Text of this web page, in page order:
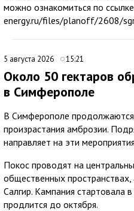
можно ознакомиться по
energy.ru/files/planoff/2608/
5 августа 2026 15:21
Около 50 гектаров
в Симферополе
В Симферополе
произрастания амброзии.
направляет на эти
Покос проводят на
общественных
Салгир. Кампания стартовала в
продлится до октября.